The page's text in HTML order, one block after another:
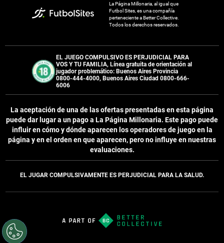
La Página Millonaria, al igual que
Futbol Sites, es una compañía
perteneciente a Better Collective.
Todos los derechos reservados.
EL JUEGO COMPULSIVO ES PERJUDICIAL PARA
VOS Y TU FAMILIA, Línea gratuita de orientación al
jugador problemático: Buenos Aires Provincia
0800-444-4000, Buenos Aires Ciudad 0800-666-
6006
La aceptación de una de las ofertas presentadas en esta página
puede dar lugar a un pago a La Página Millonaria. Este pago puede
influir en cómo y dónde aparecen los operadores de juego en la
página y en el orden en que aparecen, pero no influye en nuestras
evaluaciones.
EL JUGAR COMPULSIVAMENTE ES PERJUDICIAL PARA LA SALUD.